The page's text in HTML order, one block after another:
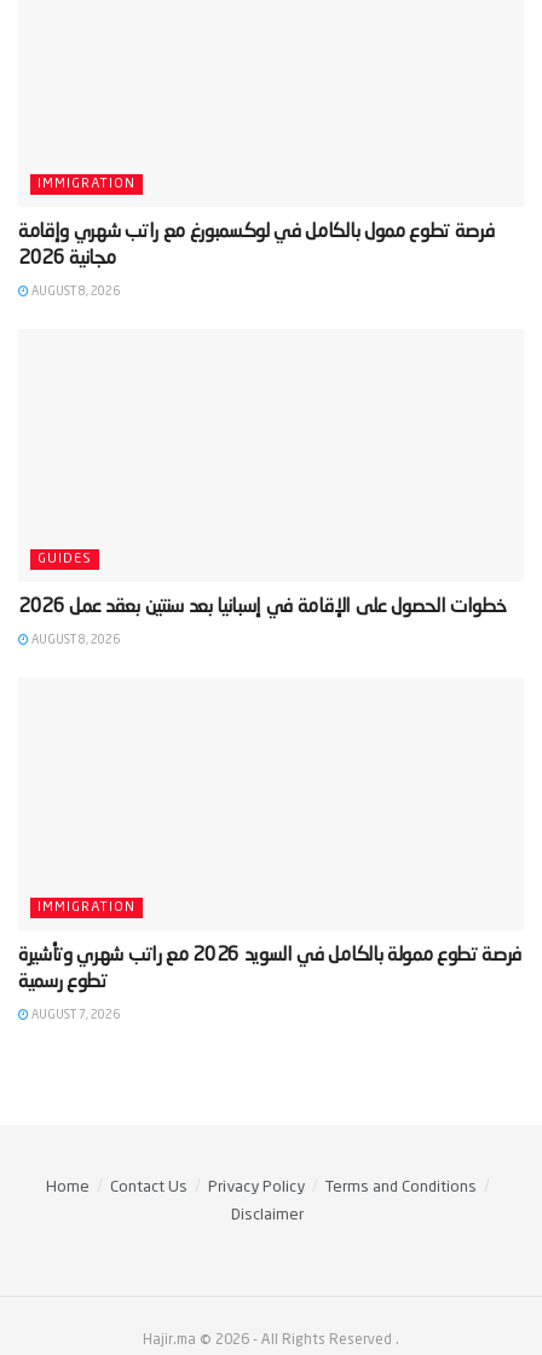
IMMIGRATION
‫فرصة تطوع ممول بالكامل في لوكسمبورغ مع راتب شهري وإقامة
مجانية 2026‬
AUGUST 8, 2026
GUIDES
‫خطوات الحصول على الإقامة في إسبانيا بعد سنتين بعقد عمل 2026‬
AUGUST 8, 2026
IMMIGRATION
‫فرصة تطوع ممولة بالكامل في السويد 2026 مع راتب شهري وتأشيرة
تطوع رسمية‬
AUGUST 7, 2026
Home Contact Us Privacy Policy
Terms and Conditions
Disclaimer
Hajir.ma © 2026 - All Rights Reserved .